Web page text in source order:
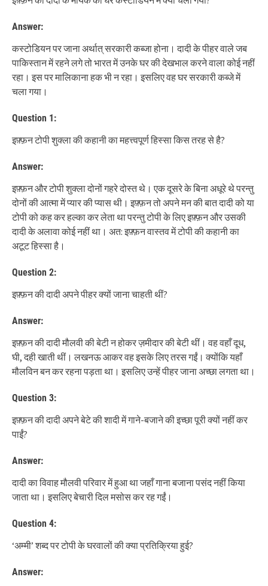
Answer:
कस्टोडियन पर जाना अर्थात् सरकारी कब्जा होना। दादी के पीहर वाले जब
पाकिस्तान में रहने लगे तो भारत में उनके घर की देखभाल करने वाला कोई नहीं
रहा। इस पर मालिकाना हक भी न रहा। इसलिए वह घर सरकारी कब्जे में
चला गया।
Question 1:
इफ़्फ़न टोपी शुक्ला की कहानी का महत्त्वपूर्ण हिस्सा किस तरह से है?
Answer:
इफ़्फ़न और टोपी शुक्ला दोनों गहरे दोस्त थे। एक दूसरे के बिना अधूरे थे परन्तु
दोनों की आत्मा में प्यार की प्यास थी। इफ़्फ़न तो अपने मन की बात दादी को या
टोपी को कह कर हल्का कर लेता था परन्तु टोपी के लिए इफ़्फ़न और उसकी
दादी के अलावा कोई नहीं था। अत: इफ़्फ़न वास्तव में टोपी की कहानी का
अटूट हिस्सा है।
Question 2:
इफ़्फ़न की दादी अपने पीहर क्यों जाना चाहती थीं?
Answer:
इफ़्फ़न की दादी मौलवी की बेटी न होकर ज़मीदार की बेटी थीं। वह वहाँ दूध,
घी, दही खाती थीं। लखनऊ आकर वह इसके लिए तरस गईं। क्योंकि यहाँ
मौलविन बन कर रहना पड़ता था। इसलिए उन्हें पीहर जाना अच्छा लगता था।
Question 3:
इफ़्फ़न की दादी अपने बेटे की शादी में गाने-बजाने की इच्छा पूरी क्यों नहीं कर
पाईं?
Answer:
दादी का विवाह मौलवी परिवार में हुआ था जहाँ गाना बजाना पसंद नहीं किया
जाता था। इसलिए बेचारी दिल मसोस कर रह गईं।
Question 4:
‘अम्मी’ शब्द पर टोपी के घरवालों की क्या प्रतिक्रिया हुई?
Answer: